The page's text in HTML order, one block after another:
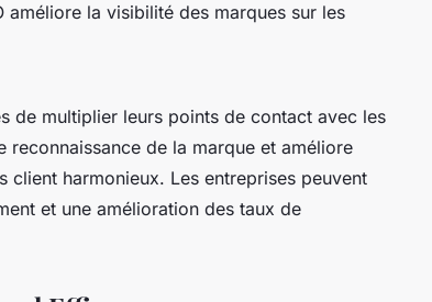
améliore la visibilité des marques sur les
de multiplier leurs points de contact avec les
reconnaissance de la marque et améliore
client harmonieux. Les entreprises peuvent
et une amélioration des taux de